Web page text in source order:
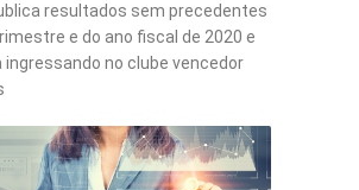
resultados sem precedentes
e do ano fiscal de 2020 e
no clube vencedor